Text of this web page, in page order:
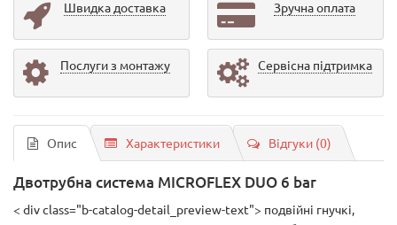
Швидка доставка Зручна оплата
Послуги з монтажу Сервісна підтримка
Опис Характеристики Відгуки (0)
Двотрубна система MICROFLEX DUO 6 bar
< div class="b-catalog-detail_preview-text"> подвійні гнучкі,